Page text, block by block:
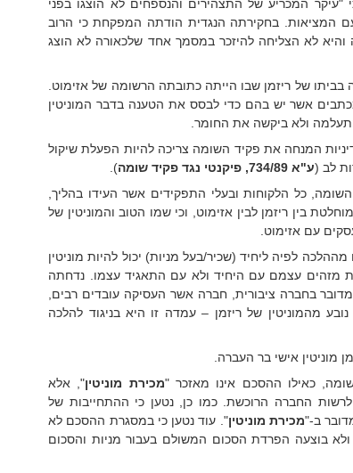
המכריע של התצהירים והנספחים לא הוצגו בפני
המציאות. בחקירתה הנגדית הודתה המפקחת כי הרוב
לא הצליחה להיזכר במסמך אחד שלכאורה לא הוצג
של ריזמן שבו הייתה כתובתה הרשומה של אזימוט.
אשר יש בהם כדי לבסס את הטענה בדבר המוניטין
ולא ביקשה את החומר.
המנחה את פקיד השומה צריכה להיות הפעלת שיקול
לב (ע"א 734/89, פיקנטי נגד פקיד שומה
).
כל הלקוחות ובעלי התפקידים אשר העידו בהליך,
בין ריזמן לבין אזימוט, וכי שמו הטוב והמוניטין של
עם אזימוט.
לפיה ליחיד (שכיר/בעל מניות) יכול להיות מוניטין
מזהים עצמם עם היחיד ולא עם התאגיד עצמו. נדחתה
בחברה ציבורית, חברה אשר העסיקה עובדים רבים,
מהמוניטין של ריזמן – עמדה זו היא בניגוד להלכה
מוניטין אישי בר העברה.
כאילו ההסכם אינו מאזכר "מכירת מוניטין", אלא
לרשות החברה הרוכשת. כמו כן, נטען כי ההתחייבות של
ב-"מכירת מוניטין". עוד נטען כי במסגרת ההסכם לא
ולא בוצעה הפרדת הסכום המשולם בעבור מניות והסכום